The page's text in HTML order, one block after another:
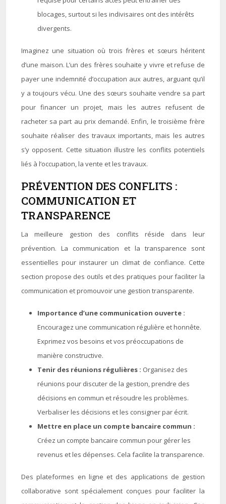
blocages, surtout si les indivisaires ont des intérêts
divergents.
Imaginez une situation où trois frères et sœurs héritent
d’une maison. L’un des frères souhaite y vivre et refuse de
payer une indemnité d’occupation aux autres, arguant qu’il
y a toujours vécu. Une des sœurs souhaite vendre sa part
pour financer un projet, mais les autres refusent de
racheter sa part au prix demandé. Enfin, le troisième frère
souhaite réaliser des travaux importants, mais les autres
s’y opposent. Cette situation illustre les conflits potentiels
liés à l’occupation, la vente et les travaux.
PRÉVENTION DES CONFLITS :
COMMUNICATION ET
TRANSPARENCE
La meilleure gestion des conflits réside dans leur
prévention. La communication et la transparence sont
essentielles pour instaurer un climat de confiance. Cette
section propose des outils et des pratiques pour faciliter la
communication et promouvoir une gestion transparente.
Importance d’une communication ouverte :
Encouragez une communication régulière et honnête.
Exprimez vos besoins et vos préoccupations de
manière constructive.
Tenir des réunions régulières : Organisez des
réunions pour discuter de la gestion, prendre des
décisions en commun et résoudre les problèmes.
Verbaliser les décisions et les consigner par écrit.
Mettre en place un compte bancaire commun :
Créez un compte bancaire commun pour gérer les
revenus et les dépenses. Cela facilite la transparence.
Des plateformes en ligne et des applications de gestion
collaborative sont spécialement conçues pour faciliter la